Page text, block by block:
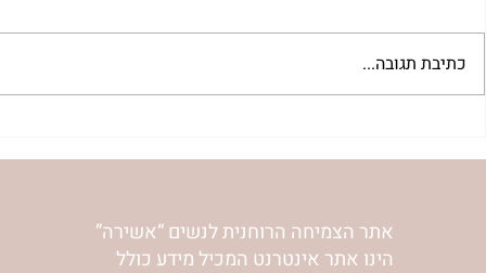
שיעור לט"ו באב | הר' ימימה
השיעור
כתיבת תגובה...
אתר הצמיחה הרוחנית לנשים “אשירה”
הינו אתר אינטרנט המכיל מידע כולל